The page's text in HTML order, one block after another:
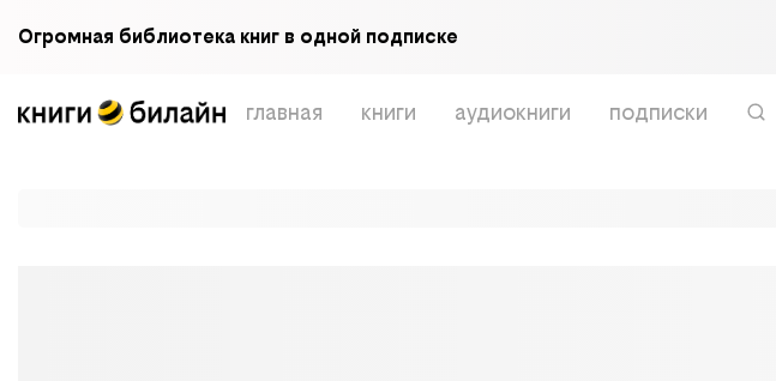
Огромная библиотека книг в одной подписке
главная книги аудиокниги подписки